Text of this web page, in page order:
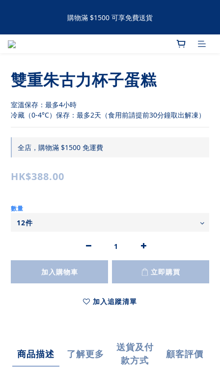
購物滿 $1500 可享免費送貨
手工撻 / 曲奇購買滿60件可享有九五折優惠 滿120件可享有九折優
購物滿 $1500 可享免費送貨
雙重朱古力杯子蛋糕
室溫保存：最多4小時
冷藏（0-4°C）保存：最多2天（食用前請提前30分鐘取出解凍）
全店，購物滿 $1500 免運費
HK$388.00
數量
加入購物車 立即購買
加入追蹤清單
商品描述 了解更多
送貨及付
款方式
顧客評價